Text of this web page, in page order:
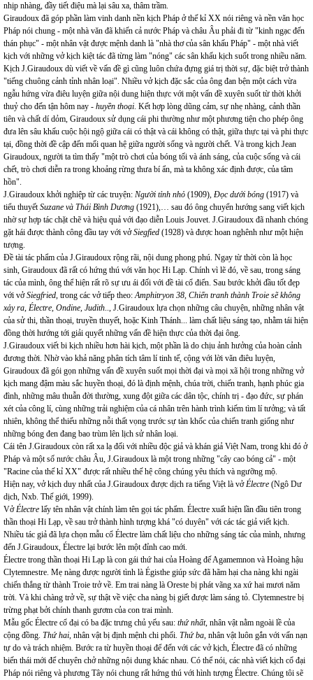
nhịp nhàng, đầy tiết điệu mà lại sâu xa, thâm trầm.
Giraudoux đã góp phần làm vinh danh nền kịch Pháp ở thế kỉ XX nói riêng và nền văn học
Pháp nói chung - một nhà văn đã khiến cả nước Pháp và châu Âu phải đi từ "kinh ngạc đến
thán phục" - một nhân vật được mệnh danh là "nhà thơ của sân khấu Pháp" - một nhà viết
kịch với những vở kịch kiệt tác đã từng làm "nóng" các sân khấu kịch suốt trong nhiều năm.
Kịch J.Giraudoux dù viết về vấn đề gì cũng luôn chứa đựng giá trị thời sự, đặc biệt trở thành
"tiếng chuông cảnh tỉnh nhân loại". Nhiều vở kịch đặc sắc của ông đan bện một cách vừa
ngẫu hứng vừa điêu luyện giữa nội dung hiện thực với một vấn đề xuyên suốt từ thời khởi
thuỷ cho đến tận hôm nay - huyền thoại. Kết hợp lòng dũng cảm, sự nhẹ nhàng, cảnh thần
tiên và chất dí dỏm, Giraudoux sử dụng cái phi thường như một phương tiện cho phép ông
đưa lên sâu khấu cuộc hội ngộ giữa cái có thật và cái không có thật, giữa thực tại và phi thực
tại, đồng thời đề cập đến mối quan hệ giữa người sống và người chết. Và trong kịch Jean
Giraudoux, người ta tìm thấy "một trò chơi của bóng tối và ánh sáng, của cuộc sống và cái
chết, trò chơi diễn ra trong khoảng rừng thưa bí ẩn, mà ta không xác định được, của tâm
hồn".
J.Giraudoux khởi nghiệp từ các truyện: Người tỉnh nhỏ (1909), Đọc dưới bóng (1917) và
tiểu thuyếtSuzane và Thái Bình Dương (1921),… sau đó ông chuyển hướng sang viết kịch
nhờ sự hợp tác chặt chẽ và hiệu quả với đạo diễn Louis Jouvet. J.Giraudoux đã nhanh chóng
gặt hái được thành công đầu tay với vởSiegfied (1928) và được hoan nghênh như một hiện
tượng.
Đề tài tác phẩm của J.Giraudoux rộng rãi, nội dung phong phú. Ngay từ thời còn là học
sinh, Giraudoux đã rất có hứng thú với văn học Hi Lạp. Chính vì lẽ đó, về sau, trong sáng
tác của mình, ông thể hiện rất rõ sự ưu ái đối với đề tài cổ điển. Sau bước khởi đầu tốt đẹp
với vởSiegfried, trong các vở tiếp theo:Amphitryon 38, Chiến tranh thành Troie sẽ không
xảy ra, Électre, Ondine, Judith.., J.Giraudoux lựa chọn những câu chuyện, những nhân vật
của sử thi, thần thoại, truyền thuyết, hoặc Kinh Thánh... làm chất liệu sáng tạo, nhằm tái hiện
đồng thời hướng tới giải quyết những vấn đề hiện thực của thời đại ông.
J.Giraudoux viết bi kịch nhiều hơn hài kịch, một phần là do chịu ảnh hưởng của hoàn cảnh
đương thời. Nhờ vào khả năng phân tích tâm lí tinh tế, cộng với lời văn điêu luyện,
Giraudoux đã gói gọn những vấn đề xuyên suốt mọi thời đại và mọi xã hội trong những vở
kịch mang đậm màu sắc huyền thoại, đó là định mệnh, chúa trời, chiến tranh, hạnh phúc gia
đình, những mâu thuẫn đời thường, xung đột giữa các dân tộc, chính trị - đạo đức, sự phán
xét của công lí, cùng những trải nghiệm của cá nhân trên hành trình kiếm tìm lí tưởng; và tất
nhiên, không thể thiếu những nỗi thất vọng trước sự tàn khốc của chiến tranh giống như
những bóng đen đang bao trùm lên lịch sử nhân loại.
Cái tên J.Giraudoux còn rất xa lạ đối với nhiều độc giả và khán giả Việt Nam, trong khi đó ở
Pháp và một số nước châu Âu, J.Giraudoux là một trong những "cây cao bóng cả" - một
"Racine của thế kỉ XX" được rất nhiều thế hệ công chúng yêu thích và ngưỡng mộ.
Hiện nay, vở kịch duy nhất của J.Giraudoux được dịch ra tiếng Việt là vởÉlectre (Ngô Dư
dịch, Nxb. Thế giới, 1999).
VởÉlectre lấy tên nhân vật chính làm tên gọi tác phẩm. Électre xuất hiện lần đầu tiên trong
thần thoại Hi Lạp, về sau trở thành hình tượng khá "có duyên" với các tác giả viết kịch.
Nhiều tác giả đã lựa chọn mẫu cổ Électre làm chất liệu cho những sáng tác của mình, nhưng
đến J.Giraudoux, Électre lại bước lên một đỉnh cao mới.
Électre trong thần thoại Hi Lạp là con gái thứ hai của Hoàng đế Agamemnon và Hoàng hậu
Clytemnestre. Mẹ nàng được người tình là Égisthe giúp sức đã hãm hại cha nàng khi ngài
chiến thắng từ thành Troie trở về. Em trai nàng là Oreste bị phát vãng xa xứ hai mươi năm
trời. Và khi chàng trở về, sự thật về việc cha nàng bị giết được làm sáng tỏ. Clytemnestre bị
trừng phạt bởi chính thanh gươm của con trai mình.
Mẫu gốc Électre cổ đại có ba đặc trưng chủ yếu sau: thứ nhất, nhân vật nằm ngoài lề của
cộng đồng. Thứ hai, nhân vật bị định mệnh chi phối. Thứ ba, nhân vật luôn gắn với vấn nạn
tự do và trách nhiệm. Bước ra từ huyền thoại để đến với các vở kịch, Électre đã có những
biến thái mới để chuyên chở những nội dung khác nhau. Có thể nói, các nhà viết kịch cổ đại
Pháp nói riêng và phương Tây nói chung rất hứng thú với hình tượng Électre. Chúng tôi sẽ